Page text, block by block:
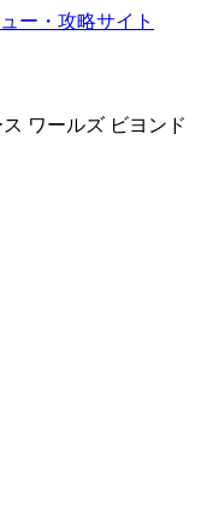
ワールズ ビヨンド